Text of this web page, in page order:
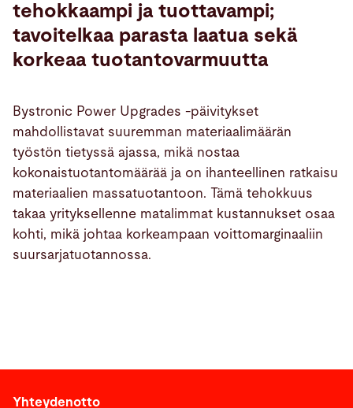
tehokkaampi ja tuottavampi;
tavoitelkaa parasta laatua sekä
korkeaa tuotantovarmuutta
Bystronic Power Upgrades -päivitykset
mahdollistavat suuremman materiaalimäärän
työstön tietyssä ajassa, mikä nostaa
kokonaistuotantomäärää ja on ihanteellinen ratkaisu
materiaalien massatuotantoon. Tämä tehokkuus
takaa yrityksellenne matalimmat kustannukset osaa
kohti, mikä johtaa korkeampaan voittomarginaaliin
suursarjatuotannossa.
Yhteydenotto